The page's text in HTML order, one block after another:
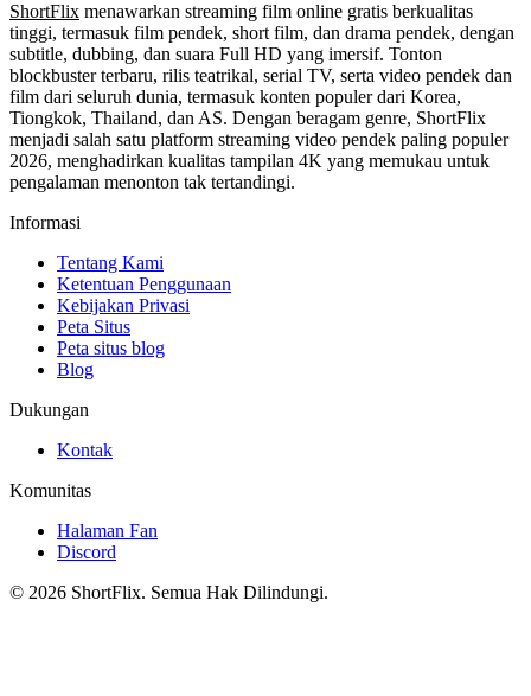
ShortFlix menawarkan streaming film online gratis berkualitas
tinggi, termasuk film pendek, short film, dan drama pendek, dengan
subtitle, dubbing, dan suara Full HD yang imersif. Tonton
blockbuster terbaru, rilis teatrikal, serial TV, serta video pendek dan
film dari seluruh dunia, termasuk konten populer dari Korea,
Tiongkok, Thailand, dan AS. Dengan beragam genre, ShortFlix
menjadi salah satu platform streaming video pendek paling populer
2026, menghadirkan kualitas tampilan 4K yang memukau untuk
pengalaman menonton tak tertandingi.
Informasi
Tentang Kami
Ketentuan Penggunaan
Kebijakan Privasi
Peta Situs
Peta situs blog
Blog
Dukungan
Kontak
Komunitas
Halaman Fan
Discord
© 2026 ShortFlix. Semua Hak Dilindungi.